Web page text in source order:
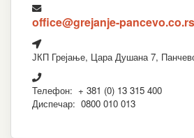
office@grejanje-pancevo.co.rs
ЈКП Грејање, Цара Душана 7,
Телефон: + 381 (0) 13 315 400
Диспечар: 0800 010 013